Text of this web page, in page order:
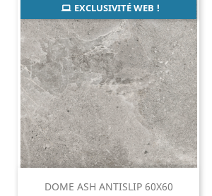
DOME ASH ANTISLIP 60X60
EXCLUSIVITÉ WEB !